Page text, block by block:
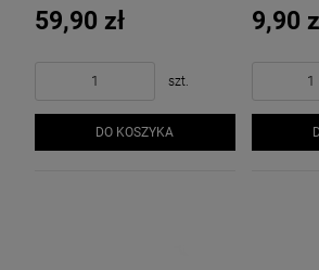
59,90 zł
szt.
DO KOSZYKA
9,90